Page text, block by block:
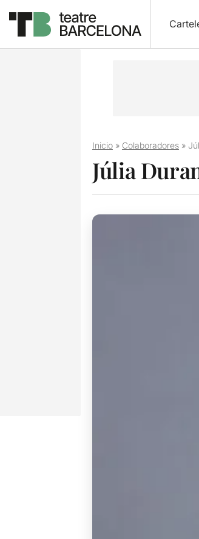
Inicio» Colaboradores»
Júlia